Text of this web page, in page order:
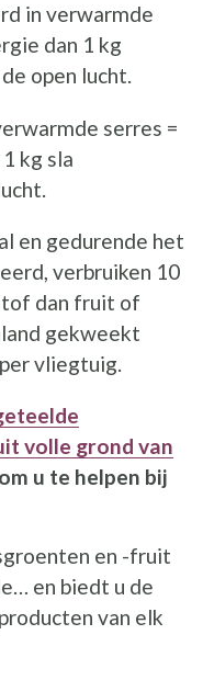
in verwarmde
dan 1 kg
open lucht.
serres =
kg sla
en gedurende het
verbruiken 10
dan fruit of
gekweekt
vliegtuig.
volle grond van
nieuw venster
u te helpen bij
en -fruit
en biedt u de
van elk